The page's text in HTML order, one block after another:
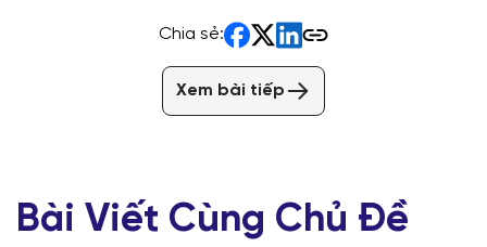
Chia sẻ:
Xem bài tiếp
Bài Viết Cùng Chủ Đề